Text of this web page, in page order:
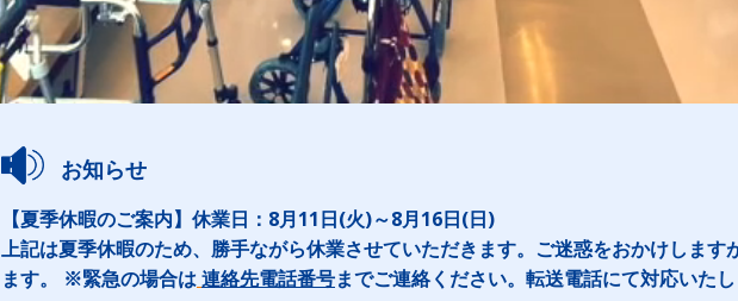
お知らせ
【夏季休暇のご案内】休業日：8月11日(火)～8月16日(日)
上記は夏季休暇のため、勝手ながら休業させていただきます。ご迷惑をおかけします
ます。 ※緊急の場合は連絡先電話番号までご連絡ください。転送電話にて対応いた